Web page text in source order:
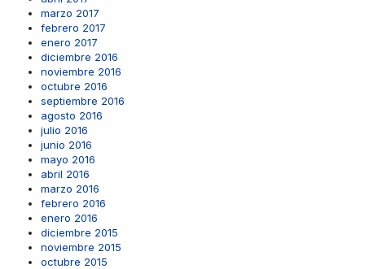
marzo 2017
febrero 2017
enero 2017
diciembre 2016
noviembre 2016
octubre 2016
septiembre 2016
agosto 2016
julio 2016
junio 2016
mayo 2016
abril 2016
marzo 2016
febrero 2016
enero 2016
diciembre 2015
noviembre 2015
octubre 2015